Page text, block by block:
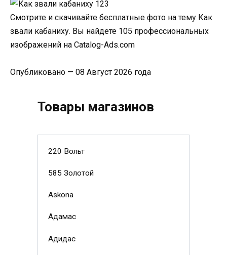
Смотрите и скачивайте бесплатные фото на тему Как
звали кабаниху. Вы найдете 105 профессиональных
изображений на Catalog-Ads.com
Опубликовано — 08 Август 2026 года
Товары магазинов
220 Вольт
585 Золотой
Askona
Адамас
Адидас